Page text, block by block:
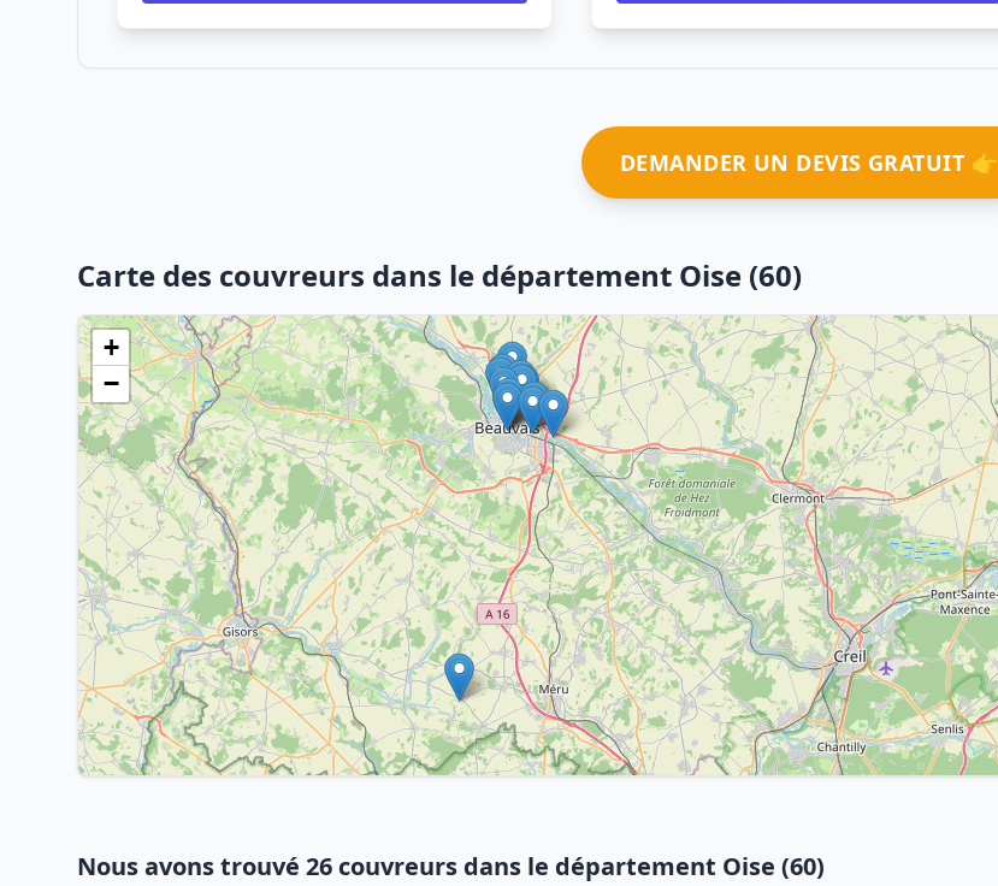
DEMANDER UN DEVIS GRATUIT 👉
Carte des couvreurs dans le département Oise (60)
+
−
Nous avons trouvé 26 couvreurs dans le département Oise (60)